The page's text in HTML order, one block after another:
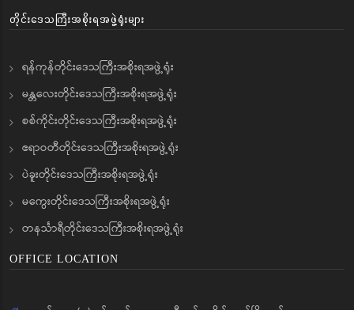
တိုင်းဒေသကြီးအစိုးရအဖွဲ့ရုံးများ
ရန်ကုန်တိုင်းဒေသကြီးအစိုးရအဖွဲ့ရုံး
မန္တလေးတိုင်းဒေသကြီးအစိုးရအဖွဲ့ရုံး
စစ်ကိုင်းတိုင်းဒေသကြီးအစိုးရအဖွဲ့ရုံး
ဧရာဝတီတိုင်းဒေသကြီးအစိုးရအဖွဲ့ရုံး
ပဲခူးတိုင်းဒေသကြီးအစိုးရအဖွဲ့ရုံး
မကွေးတိုင်းဒေသကြီးအစိုးရအဖွဲ့ရုံး
တနင်္သာရီတိုင်းဒေသကြီးအစိုးရအဖွဲ့ရုံး
OFFICE LOCATION